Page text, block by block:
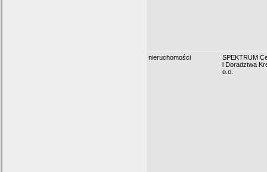
nieruchomości
SPEKTRUM
i Doradztwa
o.o.